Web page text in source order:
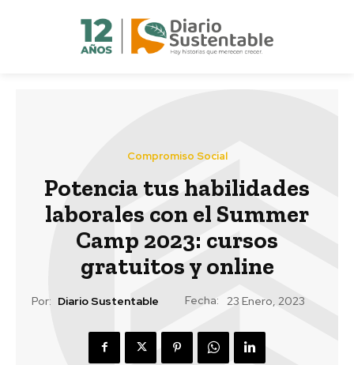
Compromiso Social
Potencia tus habilidades
laborales con el Summer
Camp 2023: cursos
gratuitos y online
Por: Diario Sustentable Fecha: 23 Enero, 2023